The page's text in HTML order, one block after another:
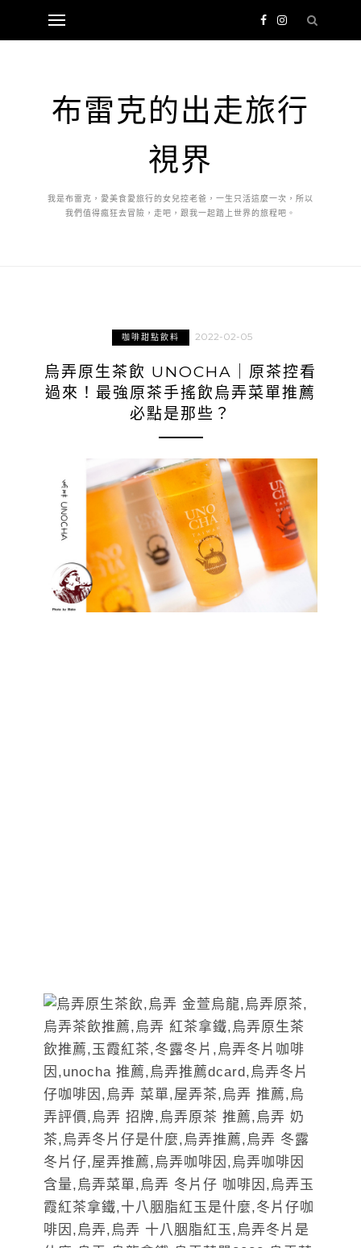
布雷克的出走旅行
視界
我是布雷克，愛美食愛旅行的女兒控老爸，一生只活這麼一次，所以
我們值得瘋狂去冒險，走吧，跟我一起踏上世界的旅程吧。
咖啡甜點飲料 2022-02-05
烏弄原生茶飲 UNOCHA｜原茶控看
過來！最強原茶手搖飲烏弄菜單推薦
必點是那些？